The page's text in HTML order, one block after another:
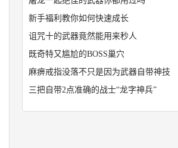
新手福利教你如何快速成长
诅咒十的武器竟然能用来秒人
既奇特又尴尬的BOSS巢穴
麻痹戒指没落不只是因为武器自带神技
三把自带2点准确的战士“龙字神兵”